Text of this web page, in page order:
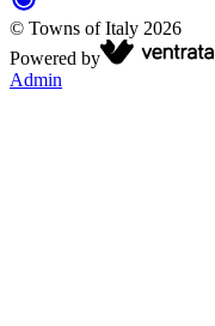
© Towns of Italy 2026
Powered by
Admin